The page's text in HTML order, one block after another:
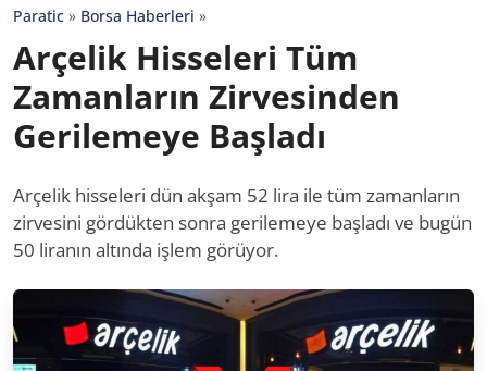
Paratic » Borsa Haberleri »
Arçelik Hisseleri Tüm
Zamanların Zirvesinden
Gerilemeye Başladı
Arçelik hisseleri dün akşam 52 lira ile tüm zamanların
zirvesini gördükten sonra gerilemeye başladı ve bugün
50 liranın altında işlem görüyor.